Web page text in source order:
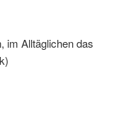
im Alltäglichen das